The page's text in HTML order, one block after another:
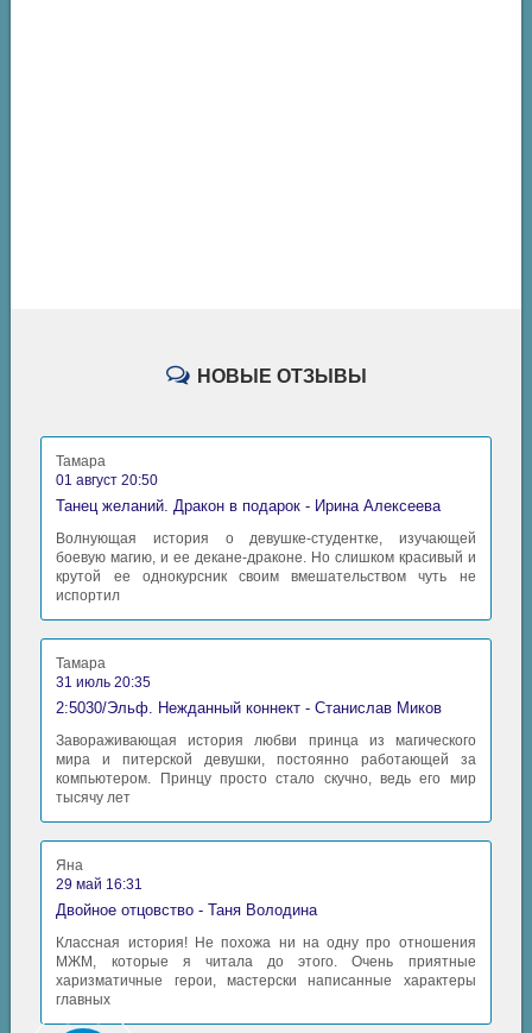
НОВЫЕ ОТЗЫВЫ
Тамара
01 август 20:50
Танец желаний. Дракон в подарок - Ирина Алексеева
Волнующая история о девушке-студентке, изучающей
боевую магию, и ее декане-драконе. Но слишком красивый и
крутой ее однокурсник своим вмешательством чуть не
испортил
Тамара
31 июль 20:35
2:5030/Эльф. Нежданный коннект - Станислав Миков
Завораживающая история любви принца из магического
мира и питерской девушки, постоянно работающей за
компьютером. Принцу просто стало скучно, ведь его мир
тысячу лет
Яна
29 май 16:31
Двойное отцовство - Таня Володина
Классная история! Не похожа ни на одну про отношения
МЖМ, которые я читала до этого. Очень приятные
харизматичные герои, мастерски написанные характеры
главных